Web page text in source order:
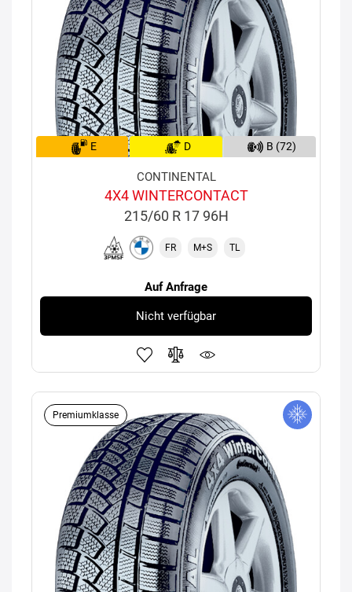
E D B (72)
CONTINENTAL
4X4 WINTERCONTACT
215/60 R 17 96H
FR M+S TL
Auf Anfrage
Nicht verfügbar
Premiumklasse